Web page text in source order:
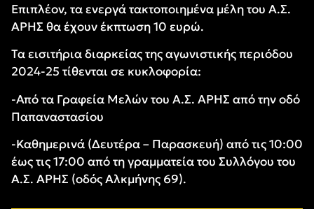
Επιπλέον, τα ενεργά τακτοποιημένα μέλη του Α.Σ.
ΑΡΗΣ θα έχουν έκπτωση 10 ευρώ.
Τα εισιτήρια διαρκείας της αγωνιστικής περιόδου
2024-25 τίθενται σε κυκλοφορία:
-Από τα Γραφεία Μελών του Α.Σ. ΑΡΗΣ από την οδό
Παπαναστασίου
-Καθημερινά (Δευτέρα – Παρασκευή) από τις 10:00
έως τις 17:00 από τη γραμματεία του Συλλόγου του
Α.Σ. ΑΡΗΣ (οδός Αλκμήνης 69).